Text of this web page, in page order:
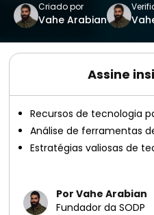
Criado por
Vahe Arabian
Assine
Recursos de tecnologia
Análise de ferramentas
Estratégias valiosas de
Por Vahe Arabian
Fundador da SODP